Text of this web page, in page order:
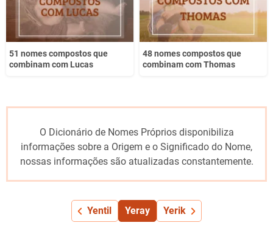
51 nomes compostos que
combinam com Lucas
48 nomes compostos que
combinam com Thomas
O Dicionário de Nomes Próprios disponibiliza
informações sobre a Origem e o Significado do Nome,
nossas informações são atualizadas constantemente.
Yentil Yeray Yerik